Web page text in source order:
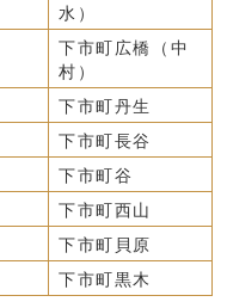
水）
下市町広橋（中
村）
下市町丹生
下市町長谷
下市町谷
下市町西山
下市町貝原
下市町黒木